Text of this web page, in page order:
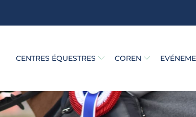
CENTRES ÉQUESTRES COREN